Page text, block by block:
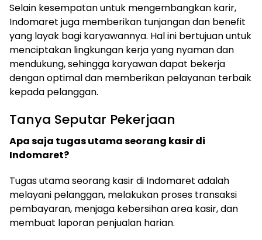
Selain kesempatan untuk mengembangkan karir,
Indomaret juga memberikan tunjangan dan benefit
yang layak bagi karyawannya. Hal ini bertujuan untuk
menciptakan lingkungan kerja yang nyaman dan
mendukung, sehingga karyawan dapat bekerja
dengan optimal dan memberikan pelayanan terbaik
kepada pelanggan.
Tanya Seputar Pekerjaan
Apa saja tugas utama seorang kasir di
Indomaret?
Tugas utama seorang kasir di Indomaret adalah
melayani pelanggan, melakukan proses transaksi
pembayaran, menjaga kebersihan area kasir, dan
membuat laporan penjualan harian.